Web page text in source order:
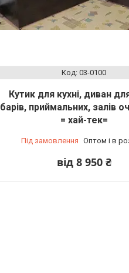
03-0100
Кутик для кухні, диван
барів, приймальних, залів
= хай-тек=
Під замовлення Оптом і в
від 8 950 ₴